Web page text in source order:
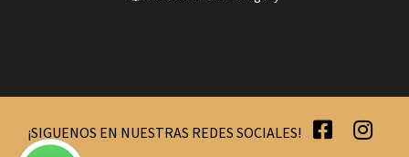
¡SIGUENOS EN NUESTRAS REDES SOCIALES!